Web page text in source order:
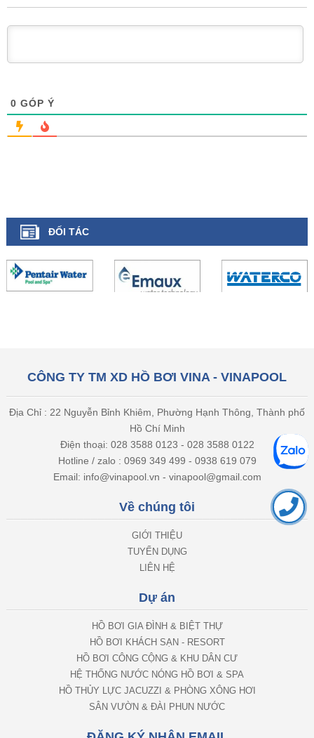
0 GÓP Ý
ĐỐI TÁC
CÔNG TY TM XD HỒ BƠI VINA - VINAPOOL
Địa Chỉ : 22 Nguyễn Bỉnh Khiêm, Phường Hạnh Thông, Thành phố
Hồ Chí Minh
Điện thoại: 028 3588 0123 - 028 3588 0122
Hotline / zalo : 0969 349 499 - 0938 619 079
Email: info@vinapool.vn - vinapool@gmail.com
Về chúng tôi
GIỚI THIỆU
TUYỂN DỤNG
LIÊN HỆ
Dự án
HỒ BƠI GIA ĐÌNH & BIỆT THỰ
HỒ BƠI KHÁCH SẠN - RESORT
HỒ BƠI CÔNG CỘNG & KHU DÂN CƯ
HỆ THỐNG NƯỚC NÓNG HỒ BƠI & SPA
HỒ THỦY LỰC JACUZZI & PHÒNG XÔNG HƠI
SÂN VƯỜN & ĐÀI PHUN NƯỚC